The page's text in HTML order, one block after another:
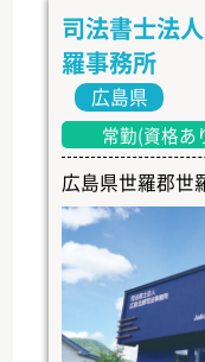
司法書士法
羅事務所
広島県
常勤(資格あ
広島県世羅郡世